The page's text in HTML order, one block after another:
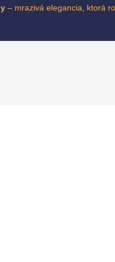
– mrazivá elegancia, ktorá